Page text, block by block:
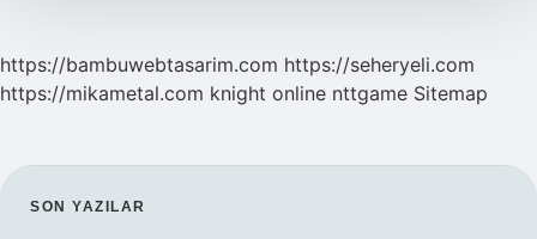
https://bambuwebtasarim.com https://seheryeli.com
https://mikametal.com knight online nttgame Sitemap
SIDEBAR
SON YAZILAR